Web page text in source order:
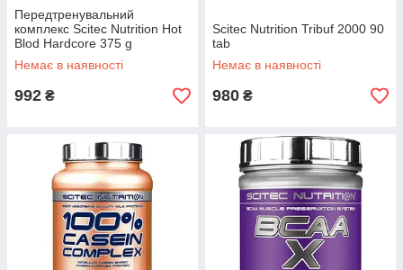
Передтренувальний
комплекс Scitec Nutrition Hot
Blod Hardcore 375 g
Немає в наявності
992 ₴
Scitec Nutrition Tribuf 2000 90
tab
Немає в наявності
980 ₴